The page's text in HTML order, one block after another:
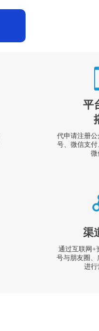
平
代申请注册
号、微信支付
微
渠
通过互联网+
号与朋友圈
进行